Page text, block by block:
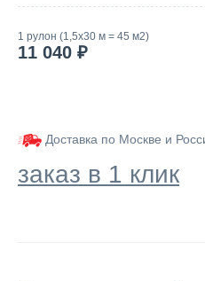
1 рулон (1,5х30 м = 45 м2)
11 040 ₽
Доставка по Москве и
заказ в 1 клик